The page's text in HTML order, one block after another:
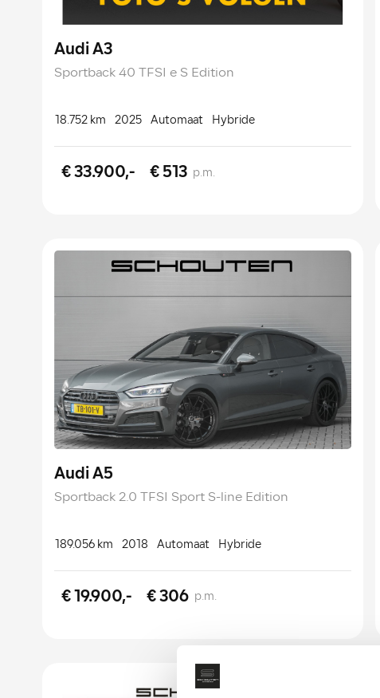
Audi A3
Sportback 40 TFSI e S Edition
18.752 km 2025 Automaat Hybride
€ 33.900,- € 513 p.m.
Audi A5
Sportback 2.0 TFSI Sport S-line Edition
189.056 km 2018 Automaat Hybride
€ 19.900,- € 306 p.m.